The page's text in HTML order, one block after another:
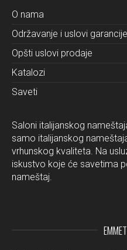
O nama
Održavanje i uslovi garancije
Opšti uslovi prodaje
Katalozi
Saveti
Saloni italijanskog
samo italijanskog
vrhunskog kvaliteta. Na
iskustvo koje će savetima
nameštaj.